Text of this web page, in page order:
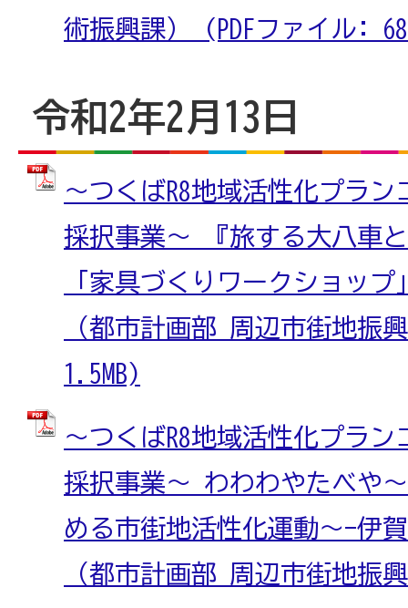
術振興課） (PDFファイル:
令和2年2月13日
～つくばR8地域活性化プラン
採択事業～ 『旅する大八車
「家具づくりワークショッ
（都市計画部 周辺市街地振
1.5MB)
～つくばR8地域活性化プラン
採択事業～ わわわやたべや
める市街地活性化運動～-伊賀
（都市計画部 周辺市街地振